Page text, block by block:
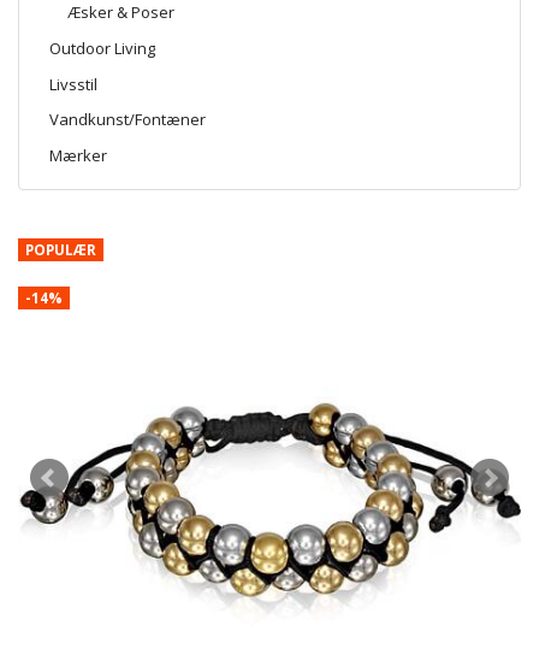
Æsker & Poser
Outdoor Living
Livsstil
Vandkunst/Fontæner
Mærker
POPULÆR
-14%